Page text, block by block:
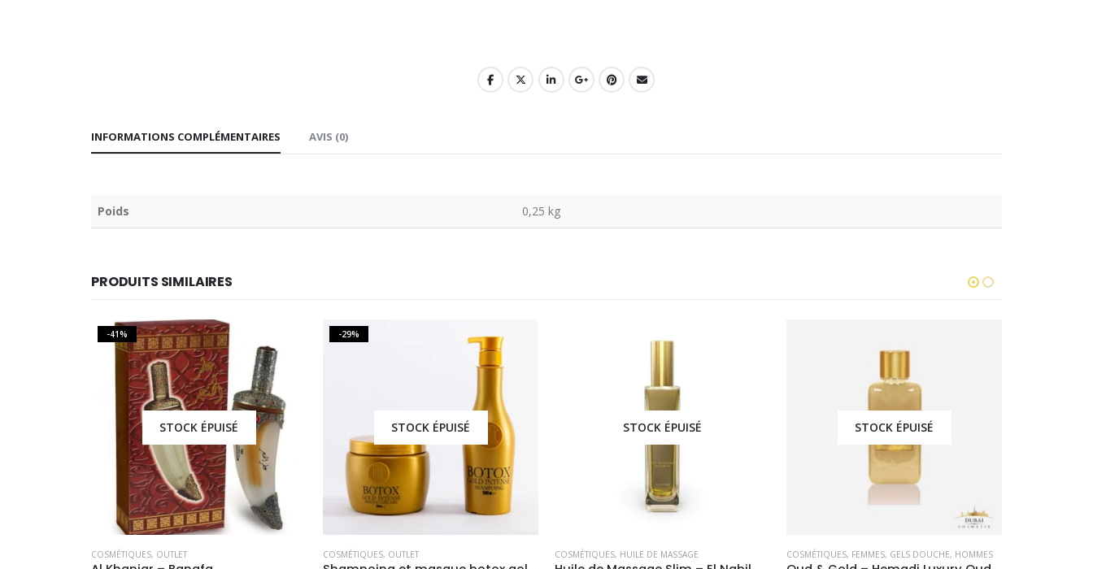
INFORMATIONS COMPLÉMENTAIRES AVIS (0)
Poids 0,25 kg
PRODUITS SIMILAIRES
-41%
STOCK ÉPUISÉ
COSMÉTIQUES, OUTLET
-29%
STOCK ÉPUISÉ
COSMÉTIQUES, OUTLET
STOCK ÉPUISÉ
COSMÉTIQUES, HUILE DE MASSAGE
STOCK ÉPUISÉ
COSMÉTIQUES, FEMMES, GELS DOUCHE, HOMMES